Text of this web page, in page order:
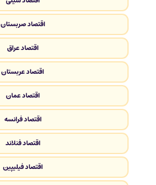
اقتصاد صربستان
اقتصاد عراق
اقتصاد عربستان
اقتصاد عمان
اقتصاد فرانسه
اقتصاد فنلاند
اقتصاد فیلیپین